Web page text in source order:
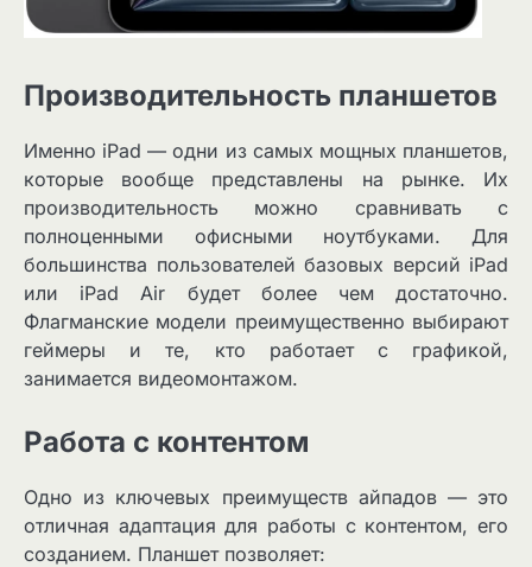
Производительность планшетов
Именно iPad — одни из самых мощных планшетов,
которые вообще представлены на рынке. Их
производительность можно сравнивать с
полноценными офисными ноутбуками. Для
большинства пользователей базовых версий iPad
или iPad Air будет более чем достаточно.
Флагманские модели преимущественно выбирают
геймеры и те, кто работает с графикой,
занимается видеомонтажом.
Работа с контентом
Одно из ключевых преимуществ айпадов — это
отличная адаптация для работы с контентом, его
созданием. Планшет позволяет: